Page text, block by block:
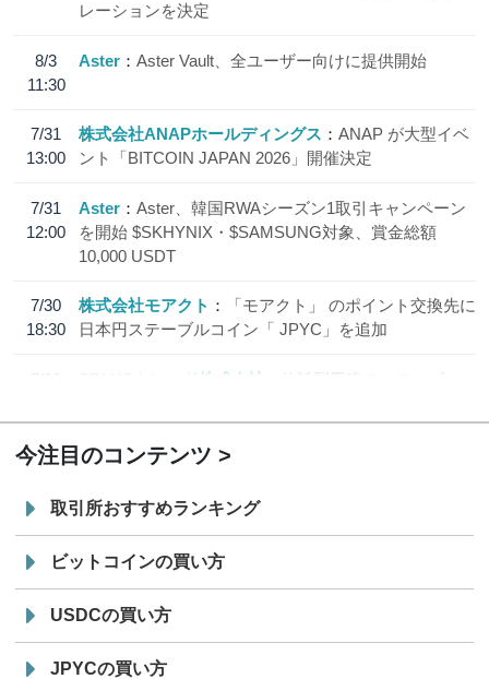
レーションを決定
8/3
11:30
Aster Aster Vault、全ユーザー向けに提供開始
7/31
13:00
株式会社ANAPホールディングス
ANAP が大型イベ
ント「BITCOIN JAPAN 2026」開催決定
7/31
12:00
Aster
Aster、韓国RWAシーズン1取引キャンペーン
を開始 $SKHYNIX・$SAMSUNG対象、賞金総額
10,000 USDT
7/30
18:30
株式会社モアクト
「モアクト」 のポイント交換先に
日本円ステーブルコイン「 JPYC」を追加
7/29
SBI VCトレード株式会社
信託型円建てステーブル
今注目のコンテンツ
取引所おすすめランキング
ビットコインの買い方
USDCの買い方
JPYCの買い方